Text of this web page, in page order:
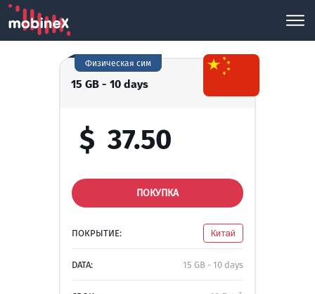
15 GB - 10 days
Физическая сим
$ 37.50
ПОКУПКА
ПОКРЫТИЕ: Китай
DATA: 15 GB - 10 days